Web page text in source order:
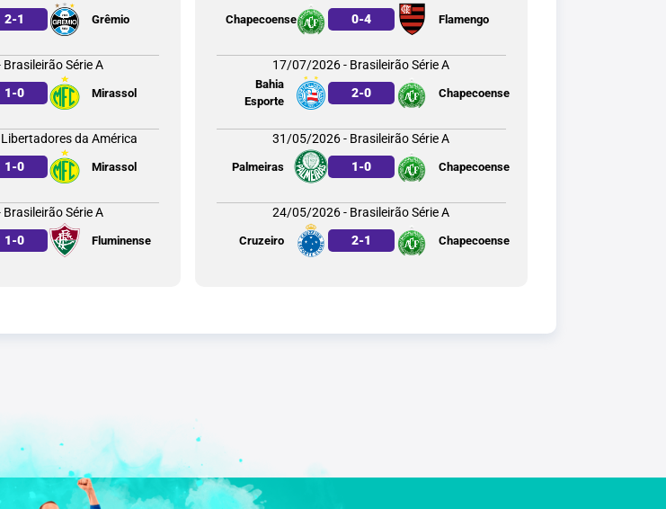
2-1 Grêmio
Série A
1-0 Mirassol
da América
1-0 Mirassol
Série A
1-0 Fluminense
Chapecoense 0-4 Flamengo
17/07/2026 - Brasileirão Série A
Bahia
Esporte
2-0 Chapecoense
31/05/2026 - Brasileirão Série A
Palmeiras 1-0 Chapecoense
24/05/2026 - Brasileirão Série A
Cruzeiro 2-1 Chapecoense